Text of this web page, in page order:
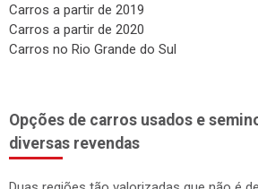
Carros a partir de 2019
Carros a partir de 2020
Carros no Rio Grande do Sul
Opções de carros usados e
diversas revendas